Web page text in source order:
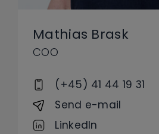
Mathias Brask
COO
(+45) 41 44 19 31
Send e-mail
LinkedIn